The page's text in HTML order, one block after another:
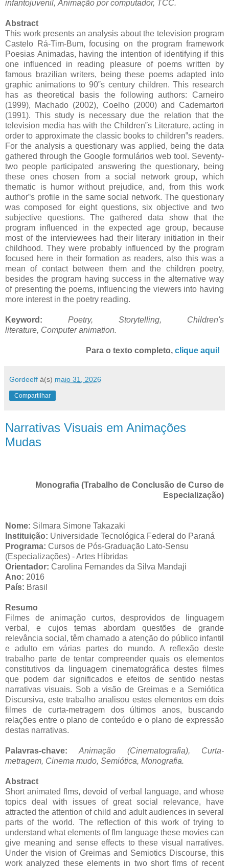
infantojuvenil, Animação por computador, TCC.
Abstract
This work presents an analysis about the television program
Castelo Rá-Tim-Bum, focusing on the program framework
Poesias Animadas, having the intention of identifying if this
one influenced in reading pleasure of poems written by
famous brazilian writers, being these poems adapted into
graphic animations to 90‟s century children. This research
has as theoretical basis the following authors: Carneiro
(1999), Machado (2002), Coelho (2000) and Cademartori
(1991). This study is necessary due the relation that the
television media has with the Children‟s Literature, acting in
order to approximate the classic books to children‟s readers.
For the analysis a questionary was applied, being the data
gathered through the Google formulários web tool. Seventy-
two people participated answering the questionary, being
these ones chosen from a social network group, which
thematic is humor without prejudice, and, from this work
author‟s profile in the same social network. The questionary
was composed for eight questions, six objective and two
subjective questions. The gathered data show that the
program influenced in the expected age group, because
most of the interviewees had their literary initiation in their
childhood. They were probably influenced by the program
focused here in their formation as readers, also this was a
mean of contact between them and the children poetry,
besides the program having success in the alternative way
of presenting the poems, influencing the viewers into having
more interest in the poetry reading.
Keyword: Poetry, Storytelling, Children's
literature, Computer animation.
Para o texto completo, clique aqui!
Gordeeff à(s) maio 31, 2026
Compartilhar
Narrativas Visuais em Animações
Mudas
Monografia (Trabalho de Conclusão de Curso de
Especialização)
Nome: Silmara Simone Takazaki
Instituição: Universidade Tecnológica Federal do Paraná
Programa: Cursos de Pós-Graduação Lato-Sensu
(Especializações) - Artes Híbridas
Orientador: Carolina Fernandes da Silva Mandaji
Ano: 2016
País: Brasil
Resumo
Filmes de animação curtos, desprovidos de linguagem
verbal, e cujos temas abordam questões de grande
relevância social, têm chamado a atenção do público infantil
e adulto em várias partes do mundo. A reﬂexão deste
trabalho parte de tentar compreender quais os elementos
constitutivos da linguagem cinematográfica destes filmes
que podem dar significados e efeitos de sentido nestas
narrativas visuais. Sob a visão de Greimas e a Semiótica
Discursiva, este trabalho analisou estes elementos em dois
filmes de curta-metragem dos últimos anos, buscando
relações entre o plano de conteúdo e o plano de expressão
destas narrativas.
Palavras-chave:Animação (Cinematografia), Curta-
metragem, Cinema mudo, Semiótica, Monografia.
Abstract
Short animated flms, devoid of verbal language, and whose
topics deal with issues of great social relevance, have
attracted the attention of child and adult audiences in several
parts of the world. The reﬂection of this work of trying to
understand what elements of flm language these movies can
give meaning and sense effects to these visual narratives.
Under the vision of Greimas and Semiotics Discourse, this
work analyzed these elements in two short flms of recent